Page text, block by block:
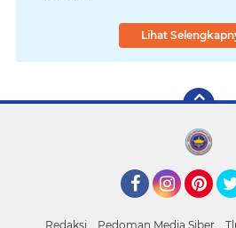
Lihat
Redaksi Pedoman Media Siber